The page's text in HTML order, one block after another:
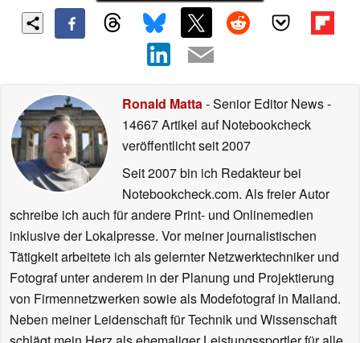
Ronald Matta- Senior Editor News-
14667 Artikel auf Notebookcheck
veröffentlichtseit 2007
Seit 2007 bin ich Redakteur bei
Notebookcheck.com. Als freier Autor
schreibe ich auch für andere Print- und Onlinemedien
inklusive der Lokalpresse. Vor meiner journalistischen
Tätigkeit arbeitete ich als gelernter Netzwerktechniker und
Fotograf unter anderem in der Planung und Projektierung
von Firmennetzwerken sowie als Modefotograf in Mailand.
Neben meiner Leidenschaft für Technik und Wissenschaft